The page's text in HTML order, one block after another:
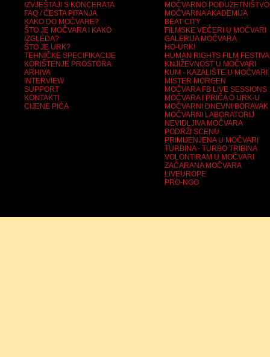
IZVJEŠTAJI S KONCERATA
FAQ / ČESTA PITANJA
KAKO DO MOČVARE?
ŠTO JE MOČVARA I KAKO
IZGLEDA?
ŠTO JE URK?
TEHNIČKE SPECIFIKACIJE
KORIŠTENJE PROSTORA
ARHIVA
INTERVIEW
SUPPORT
KONTAKTI
CIJENE PIĆA
MOČVARNO PODUZETNIŠTVO
MOČVARNA AKADEMIJA
BEAT CITY
FILMSKE VEČERI U MOČVARI
GALERIJA MOČVARA
HO-URK!
HUMAN RIGHTS FILM
KNJIŽEVNOST U MOČVARI
KUM - KAZALIŠTE U MOČVARI
MISTER MORGEN
MOČVARA FB LIVE SESSIONS
MOČVARA I PRIČA O URK-U
MOČVARNI DNEVNI BORAVAK
MOČVARNI LABORATORIJ
NEVIDLJIVA MOČVARA
PODRŽI SCENU
PRIMIJENJENA U MOČVARI
TURBINA - TURBO TRIBINA
VOLONTIRAM U MOČVARI
ZAČARANA MOČVARA
LIVEUROPE
PRO-NGO